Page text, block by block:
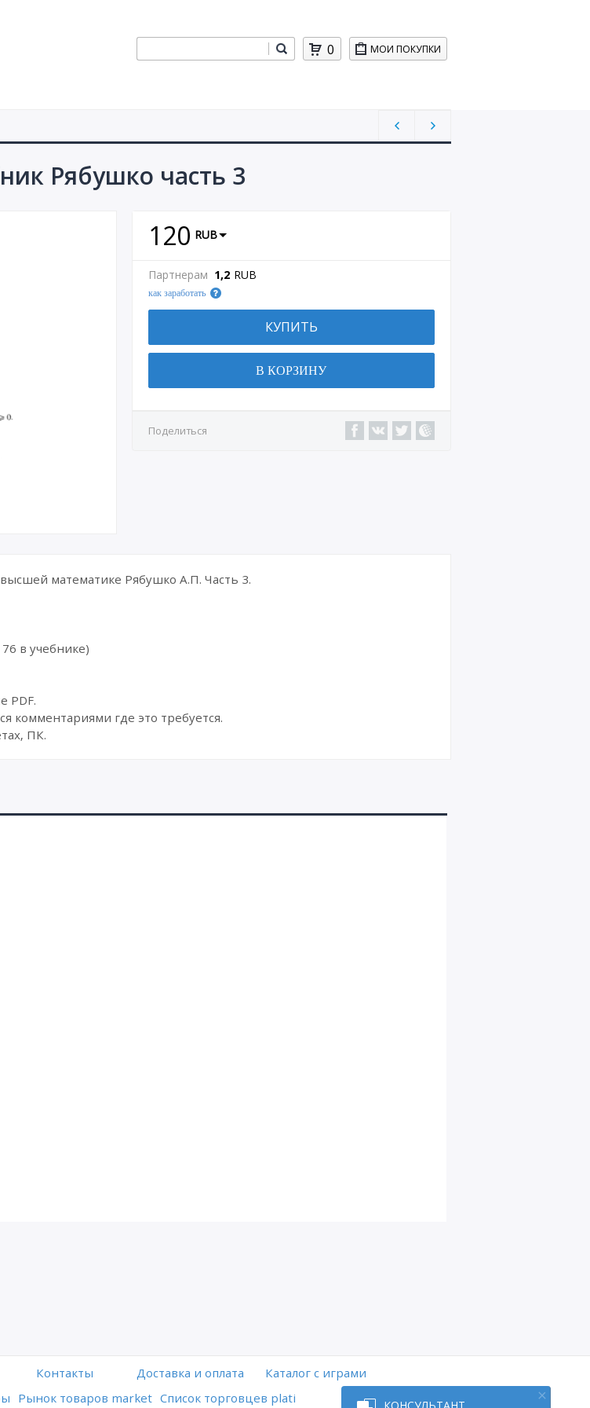
МОИ ПОКУПКИ
0
Рябушко часть 3
120 RUB
Партнерам 1,2 RUB
как заработать
КУПИТЬ
В КОРЗИНУ
Поделиться
математике Рябушко А.П. Часть 3.
в учебнике)
PDF.
комментариями где это требуется.
ПК.
Контакты Доставка и оплата
Каталог с играми
Рынок товаров market Список торговцев plati